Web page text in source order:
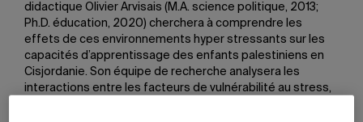
didactique Olivier Arvisais (M.A. science politique, 2013;
Ph.D. éducation, 2020) cherchera à comprendre les
effets de ces environnements hyper stressants sur les
capacités d’apprentissage des enfants palestiniens en
Cisjordanie. Son équipe de recherche analysera les
interactions entre les facteurs de vulnérabilité au stress,